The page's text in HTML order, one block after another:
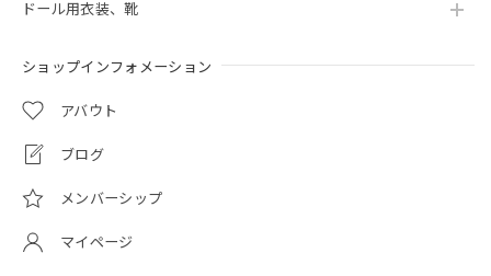
ドール用衣装、靴
ショップインフォメーション
アバウト
ブログ
メンバーシップ
マイページ